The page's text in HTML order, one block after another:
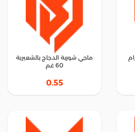
ماجي شوربة الدجاج بالشعيرية
60 غم
0.55